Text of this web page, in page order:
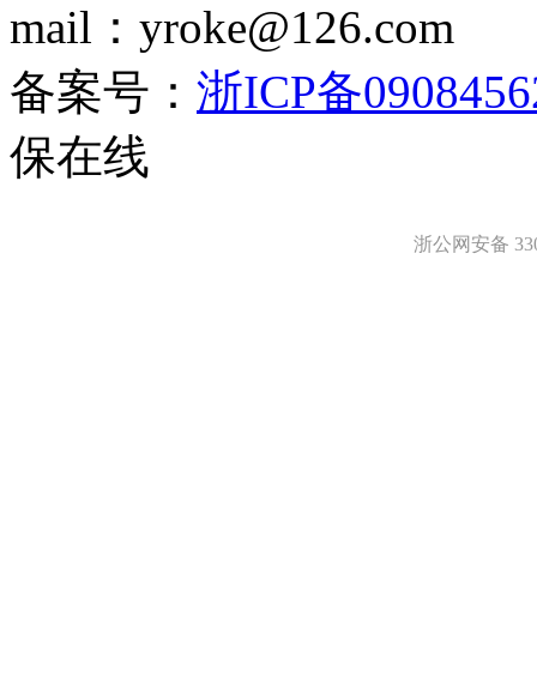
mail：yroke@126.com
备案号： 浙ICP备
保在线
浙公网安备